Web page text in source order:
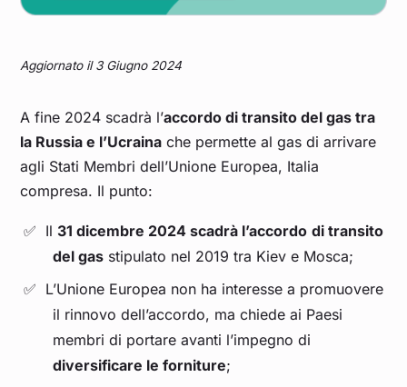
Aggiornato il 3 Giugno 2024
A fine 2024 scadrà l’accordo di transito del gas tra
la Russia e l’Ucraina che permette al gas di arrivare
agli Stati Membri dell’Unione Europea, Italia
compresa. Il punto:
Il 31 dicembre 2024 scadrà l’accordo di transito
del gas stipulato nel 2019 tra Kiev e Mosca;
L’Unione Europea non ha interesse a promuovere
il rinnovo dell’accordo, ma chiede ai Paesi
membri di portare avanti l’impegno di
diversificare le forniture;